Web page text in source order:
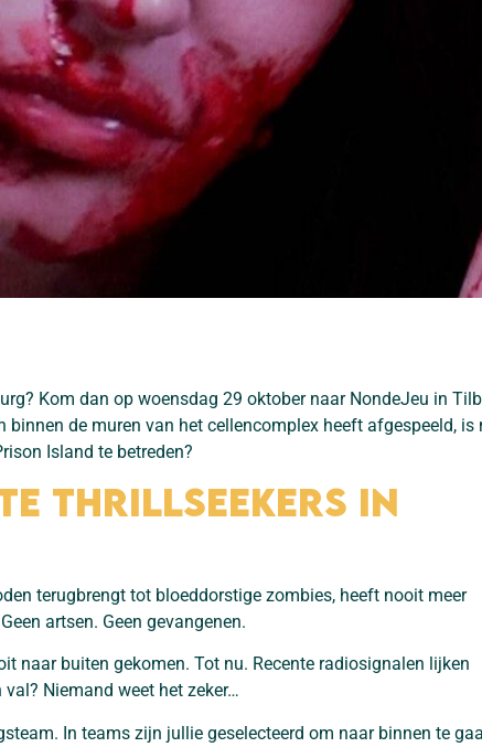
Kom dan op woensdag 29 oktober naar NondeJeu in
de muren van het cellencomplex heeft afgespeeld, is
Island te betreden?
thrillseekers in
terugbrengt tot bloeddorstige zombies, heeft nooit meer
artsen. Geen gevangenen.
naar buiten gekomen. Tot nu. Recente radiosignalen lijken
Niemand weet het zeker…
In teams zijn jullie geselecteerd om naar binnen te